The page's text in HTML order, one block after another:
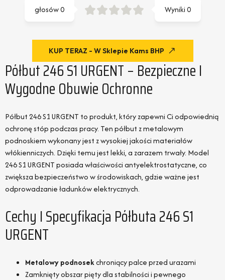
Wyniki0
głosów0
KUP TERAZ - W Sklepie Kams BHP
Półbut 246 S1 URGENT – Bezpieczne I
Wygodne Obuwie Ochronne
Półbut 246 S1 URGENT to produkt, który zapewni Ci odpowiednią
ochronę stóp podczas pracy. Ten półbut z metalowym
podnoskiem wykonany jest z wysokiej jakości materiałów
włókienniczych. Dzięki temu jest lekki, a zarazem trwały. Model
246 S1 URGENT posiada właściwości antyelektrostatyczne, co
zwiększa bezpieczeństwo w środowiskach, gdzie ważne jest
odprowadzanie ładunków elektrycznych.
Cechy I Specyfikacja Półbuta 246 S1
URGENT
Metalowy podnosekchroniący palce przed urazami
Zamknięty obszar pięty dla stabilności i pewnego